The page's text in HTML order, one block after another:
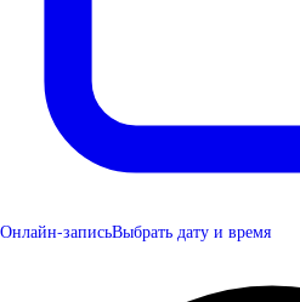
Онлайн-записьВыбрать дату и время